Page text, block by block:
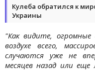
Кулеба обратился к
Украины
"Как видите,
воздухе всего,
случаются уже не
месяцев назад или